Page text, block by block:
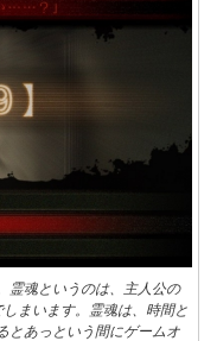
霊魂というのは、主人公の
まいます。霊魂は、時間と
とあっという間にゲームオ